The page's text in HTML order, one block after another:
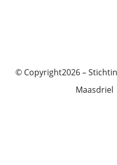
© Copyright2026 –
Maasdriel